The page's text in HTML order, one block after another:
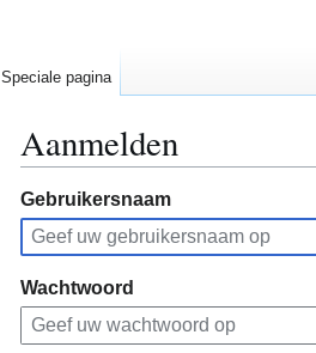
Aanmelden
Naar
navigatie
springen
Naar
zoeken
springen
Gebruikersnaam
Wachtwoord
Speciale pagina